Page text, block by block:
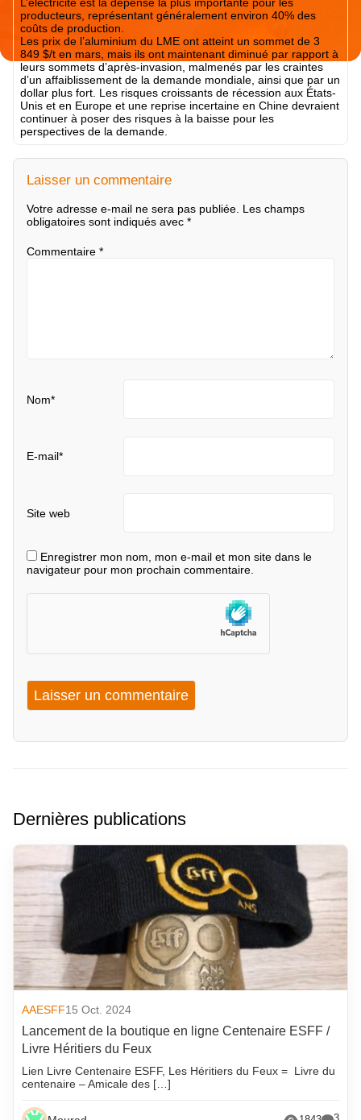
producteurs, représentant généralement environ 40% des
coûts de production.
Les prix de l’aluminium du LME ont atteint un sommet de 3
849 $/t en mars, mais ils ont maintenant diminué par rapport à
leurs sommets d’après-invasion, malmenés par les craintes
d’un affaiblissement de la demande mondiale, ainsi que par un
dollar plus fort. Les risques croissants de récession aux États-
Unis et en Europe et une reprise incertaine en Chine devraient
continuer à poser des risques à la baisse pour les
perspectives de la demande.
Laisser un commentaire
Votre adresse e-mail ne sera pas publiée. Les champs
obligatoires sont indiqués avec *
Commentaire *
Nom*
E-mail*
Site web
Enregistrer mon nom, mon e-mail et mon site dans le
navigateur pour mon prochain commentaire.
Dernières publications
AAESFF15 Oct. 2024
Lancement de la boutique en ligne Centenaire ESFF /
Livre Héritiers du Feux
Lien Livre Centenaire ESFF, Les Héritiers du Feux = Livre du
centenaire – Amicale des […]